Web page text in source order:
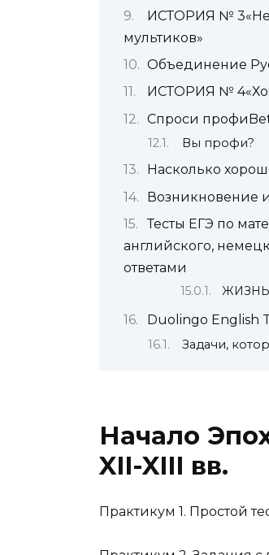
ИСТОРИЯ № 3«Не
мультиков»
Объединение
ИСТОРИЯ №
Спроси
Вы профи?
Насколько
Возникновение и
Тесты ЕГЭ по
английского,
ответами
Duolingo English
Задачи,
Начало
XII-XIII вв.
Практикум 1. Простой